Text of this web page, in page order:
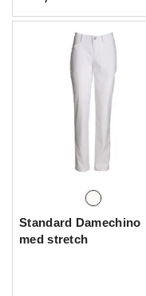
Standard Damechino
med stretch